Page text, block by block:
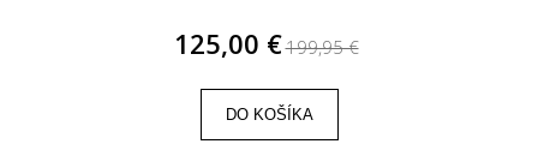
125,00 €199,95 €
DO KOŠÍKA